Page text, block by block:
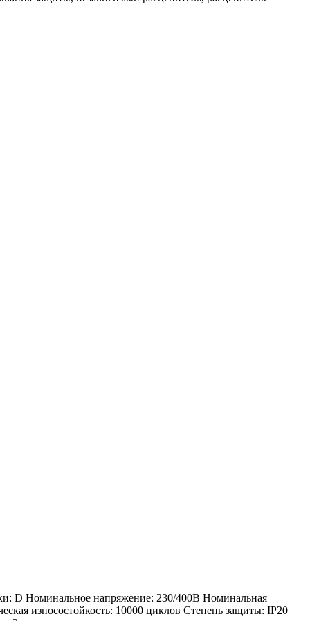
D Номинальное напряжение: 230/400В Номинальная
износостойкость: 10000 циклов Степень защиты: IP20